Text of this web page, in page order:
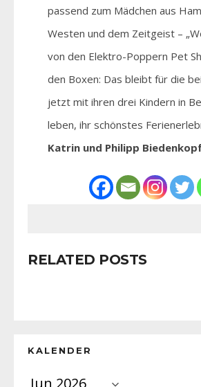
passend zum Mädchen aus
Westen und dem Zeitgeist –
von den Elektro-Poppern Pet
den Boxen: Das bleibt für die
jetzt mit ihren drei Kindern in
leben, ihr schönstes
Katrin und Philipp
RELATED POSTS
KALENDER